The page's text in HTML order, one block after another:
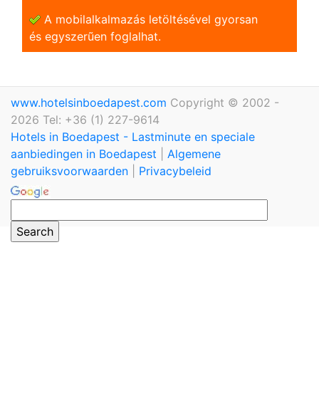
A mobilalkalmazás letöltésével gyorsan
és egyszerũen foglalhat.
www.hotelsinboedapest.com Copyright © 2002 -
2026 Tel: +36 (1) 227-9614
Hotels in Boedapest - Lastminute en speciale
aanbiedingen in Boedapest
Algemene
gebruiksvoorwaarden
Privacybeleid